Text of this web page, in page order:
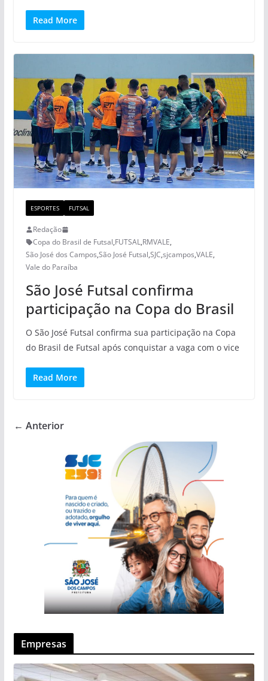
Read More
ESPORTES FUTSAL
Redação
Copa do Brasil de Futsal,FUTSAL,RMVALE,
São José dos Campos,São José Futsal,SJC,sjcampos,VALE,
Vale do Paraíba
São José Futsal confirma
participação na Copa do Brasil
O São José Futsal confirma sua participação na Copa
do Brasil de Futsal após conquistar a vaga com o vice
Read More
← Anterior
Empresas